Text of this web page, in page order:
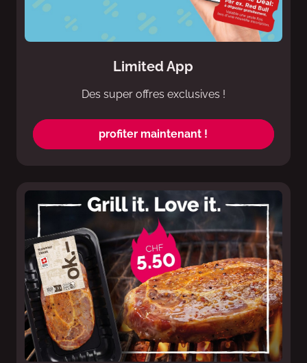
Limited App
Des super offres exclusives !
profiter maintenant !